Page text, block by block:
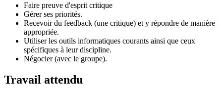
Faire preuve d'esprit critique
Gérer ses priorités.
Recevoir du feedback (une critique) et y répondre de manière
appropriée.
Utiliser les outils informatiques courants ainsi que ceux
spécifiques à leur discipline.
Négocier (avec le groupe).
Travail attendu